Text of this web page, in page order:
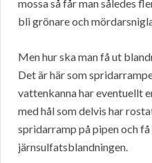
mossa så får man således
bli grönare och
Men hur ska man få ut
Det är här som
vattenkanna har eventuellt
med hål som delvis har
spridarramp på pipen och
järnsulfatsblandningen.